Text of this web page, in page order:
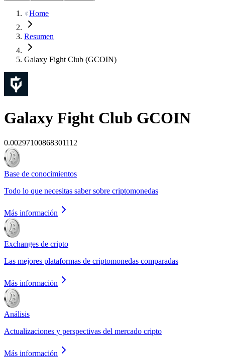
Home
Resumen
Galaxy Fight Club (GCOIN)
Galaxy Fight Club GCOIN
0.00297100868301112
Base de conocimientos
Todo lo que necesitas saber sobre criptomonedas
Más información
Exchanges de cripto
Las mejores plataformas de criptomonedas comparadas
Más información
Análisis
Actualizaciones y perspectivas del mercado cripto
Más información